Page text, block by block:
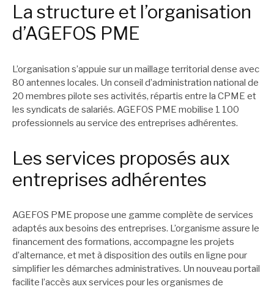
La structure et l’organisation
d’AGEFOS PME
L’organisation s’appuie sur un maillage territorial dense avec
80 antennes locales. Un conseil d’administration national de
20 membres pilote ses activités, répartis entre la CPME et
les syndicats de salariés. AGEFOS PME mobilise 1 100
professionnels au service des entreprises adhérentes.
Les services proposés aux
entreprises adhérentes
AGEFOS PME propose une gamme complète de services
adaptés aux besoins des entreprises. L’organisme assure le
financement des formations, accompagne les projets
d’alternance, et met à disposition des outils en ligne pour
simplifier les démarches administratives. Un nouveau portail
facilite l’accès aux services pour les organismes de